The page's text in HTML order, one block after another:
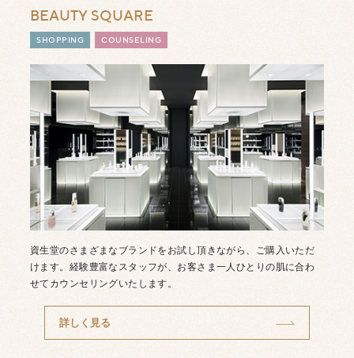
BEAUTY SQUARE
SHOPPING COUNSELING
資生堂のさまざまなブランドをお試し頂きながら、ご購入いただ
けます。経験豊富なスタッフが、お客さま一人ひとりの肌に合わ
せてカウンセリングいたします。
詳しく見る